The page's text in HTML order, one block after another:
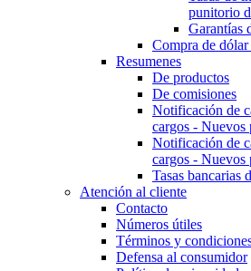
punitorio
Garantías
Compra de
Resumenes
De productos
De comisiones
Notificación de
cargos -
Notificación de
cargos - Nuevos
Tasas bancarias
Atención al cliente
Contacto
Números útiles
Términos y
Defensa al consumidor